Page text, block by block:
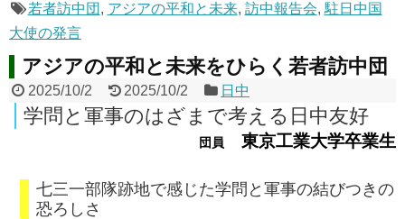
若者訪中団 , アジアの平和と未来, 訪中報告会, 駐日中国
大使の発言
アジアの平和と未来をひらく若者訪中団
2025/10/2 2025/10/2 日中
学問と軍事のはざまで考える日中友好
団員 東京工業大学卒業生
七三一部隊跡地で感じた学問と軍事の結びつきの
恐ろしさ